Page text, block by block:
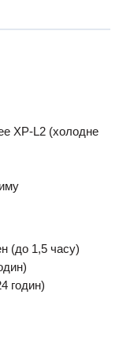
XP-L2 (холодне
(до 1,5 часу)
годин)